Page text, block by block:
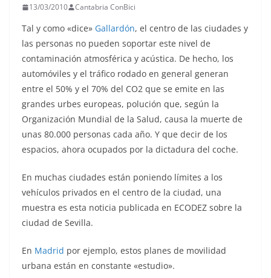
13/03/2010 Cantabria ConBici
Tal y como «dice» Gallardón, el centro de las ciudades y
las personas no pueden soportar este nivel de
contaminación atmosférica y acústica. De hecho, los
automóviles y el tráfico rodado en general generan
entre el 50% y el 70% del CO2 que se emite en las
grandes urbes europeas, polución que, según la
Organización Mundial de la Salud, causa la muerte de
unas 80.000 personas cada año. Y que decir de los
espacios, ahora ocupados por la dictadura del coche.
En muchas ciudades están poniendo límites a los
vehículos privados en el centro de la ciudad, una
muestra es esta noticia publicada en ECODEZ sobre la
ciudad de Sevilla.
En Madrid por ejemplo, estos planes de movilidad
urbana están en constante «estudio».